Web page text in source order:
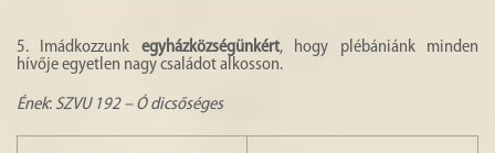
5. Imádkozzunk egyházközségünkért, hogy plébániánk minden
hívője egyetlen nagy családot alkosson.
Ének: SZVU 192 – Ó dicsőséges